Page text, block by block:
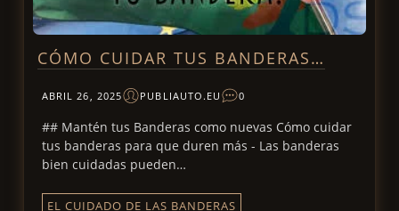
CÓMO CUIDAR TUS BANDERAS…
ABRIL 26, 2025 PUBLIAUTO.EU 0
## Mantén tus Banderas como nuevas Cómo cuidar
tus banderas para que duren más - Las banderas
bien cuidadas pueden…
EL CUIDADO DE LAS BANDERAS